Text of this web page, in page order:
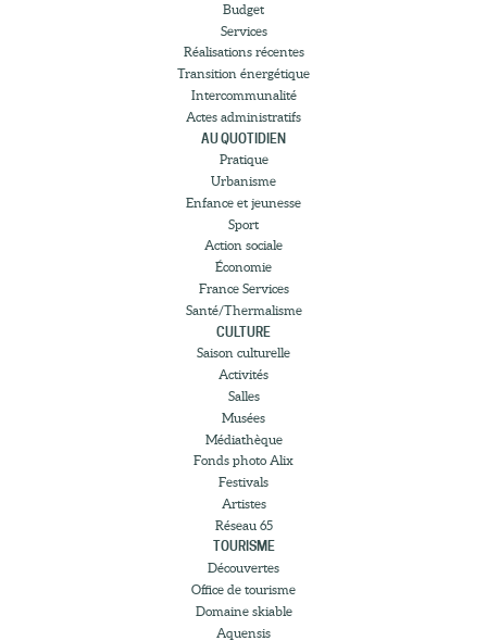
Budget
Services
Réalisations récentes
Transition énergétique
Intercommunalité
Actes administratifs
AU QUOTIDIEN
Pratique
Urbanisme
Enfance et jeunesse
Sport
Action sociale
Économie
France Services
Santé/Thermalisme
CULTURE
Saison culturelle
Activités
Salles
Musées
Médiathèque
Fonds photo Alix
Festivals
Artistes
Réseau 65
TOURISME
Découvertes
Office de tourisme
Domaine skiable
Aquensis